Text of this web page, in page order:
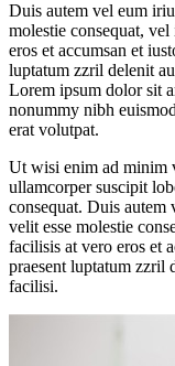
Duis autem vel eum
molestie consequat,
eros et accumsan et
luptatum zzril delenit
Lorem ipsum dolor sit
nonummy nibh
erat volutpat.
Ut wisi enim ad minim
ullamcorper suscipit
consequat. Duis
velit esse molestie
facilisis at vero eros et
praesent luptatum zzril
facilisi.